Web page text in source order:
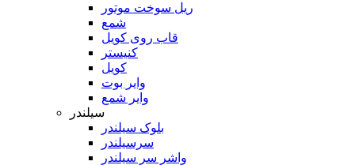
ریل سوخت موتور
شمع
قاب روی کویل
کنیستر
کویل
وایر بوت
وایر شمع
سیلندر
بلوک سیلندر
سرسیلندر
واشر سر سیلندر